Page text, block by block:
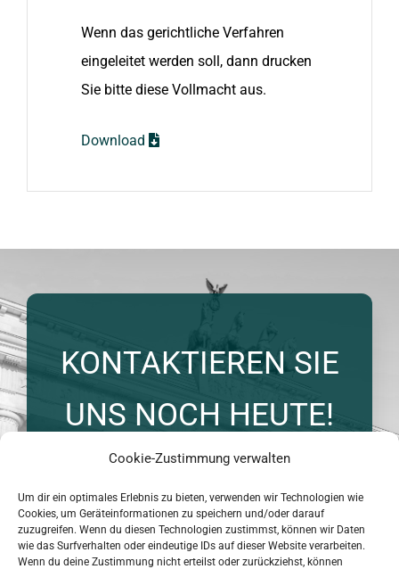
Cookie-Zustimmung verwalten
Um dir ein optimales Erlebnis zu bieten, verwenden wir Technologien wie
Cookies, um Geräteinformationen zu speichern und/oder darauf
zuzugreifen. Wenn du diesen Technologien zustimmst, können wir Daten
wie das Surfverhalten oder eindeutige IDs auf dieser Website verarbeiten.
Wenn du deine Zustimmung nicht erteilst oder zurückziehst, können
Wenn das gerichtliche Verfahren
eingeleitet werden soll, dann drucken
Sie bitte diese Vollmacht aus.
Download
KONTAKTIEREN SIE
UNS NOCH HEUTE!
030 412 13 97
kontakt@ra-martini.de